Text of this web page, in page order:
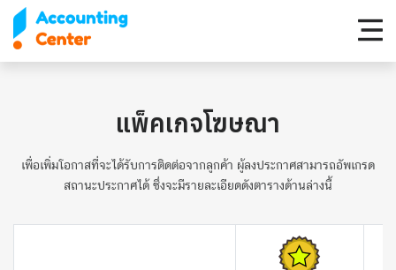
แพ็คเกจโฆษณา
เพื่อเพิ่มโอกาสที่จะได้รับการติดต่อจากลูกค้า ผู้ลงประกาศสามารถอัพเกรด
สถานะประกาศได้ ซึ่งจะมีรายละเอียดดังตารางด้านล่างนี้
แพ็คเกจโฆษณาของ